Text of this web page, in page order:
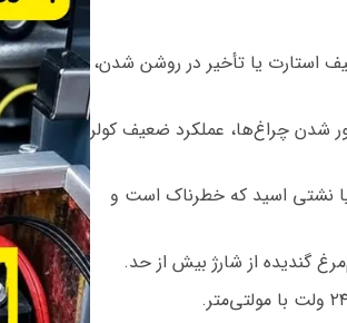
استارت یا تأخیر در روشن شدن،
شدن چراغ‌ها، عملکرد ضعیف کولر
نشتی اسید که خطرناک است و
گندیده از شارژ بیش از حد.